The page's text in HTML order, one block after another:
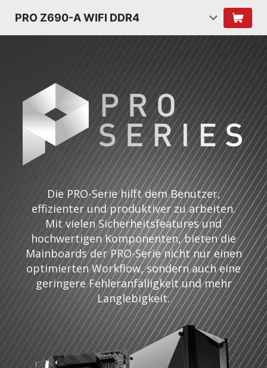
PRO Z690-A WIFI DDR4
Die PRO-Serie hilft dem Benutzer,
effizienter und produktiver zu arbeiten.
Mit vielen Sicherheitsfeatures und
hochwertigen Komponenten, bieten die
Mainboards der PRO-Serie nicht nur einen
optimierten Workflow, sondern auch eine
geringere Fehleranfälligkeit und mehr
Langlebigkeit.